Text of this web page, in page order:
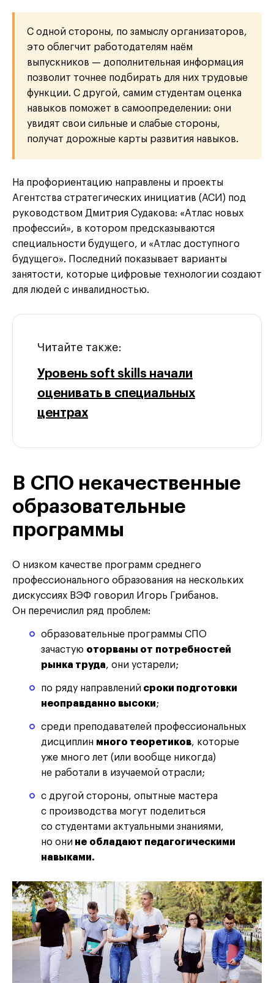
С одной стороны, по замыслу организаторов,
это облегчит работодателям наём
выпускников — дополнительная информация
позволит точнее подбирать для них трудовые
функции. С другой, самим студентам оценка
навыков поможет в самоопределении: они
увидят свои сильные и слабые стороны,
получат дорожные карты развития навыков.
На профориентацию направлены и проекты
Агентства стратегических инициатив (АСИ) под
руководством Дмитрия Судакова: «Атлас новых
профессий», в котором предсказываются
специальности будущего, и «Атлас доступного
будущего». Последний показывает варианты
занятости, которые цифровые технологии создают
для людей с инвалидностью.
Читайте также:
Уровень soft skills начали
оценивать в специальных
центрах
В СПО некачественные
образовательные
программы
О низком качестве программ среднего
профессионального образования на нескольких
дискуссиях ВЭФ говорил Игорь Грибанов.
Он перечислил ряд проблем:
образовательные программы СПО
зачастую оторваны от потребностей
рынка труда, они устарели;
по ряду направленийсроки подготовки
неоправданно высоки;
среди преподавателей профессиональных
дисциплин много теоретиков, которые
уже много лет (или вообще никогда)
не работали в изучаемой отрасли;
с другой стороны, опытные мастера
с производства могут поделиться
со студентами актуальными знаниями,
но онине обладают педагогическими
навыками.